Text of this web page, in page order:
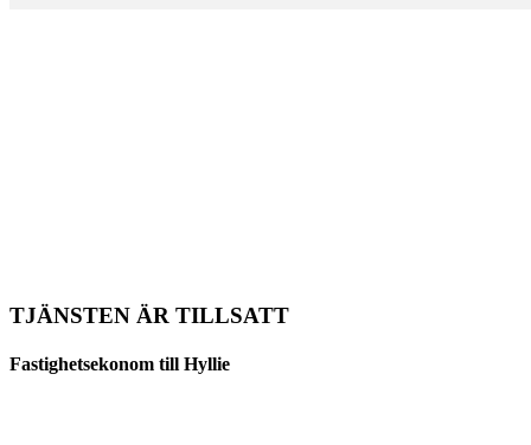
TJÄNSTEN ÄR TILLSATT
Fastighetsekonom till Hyllie